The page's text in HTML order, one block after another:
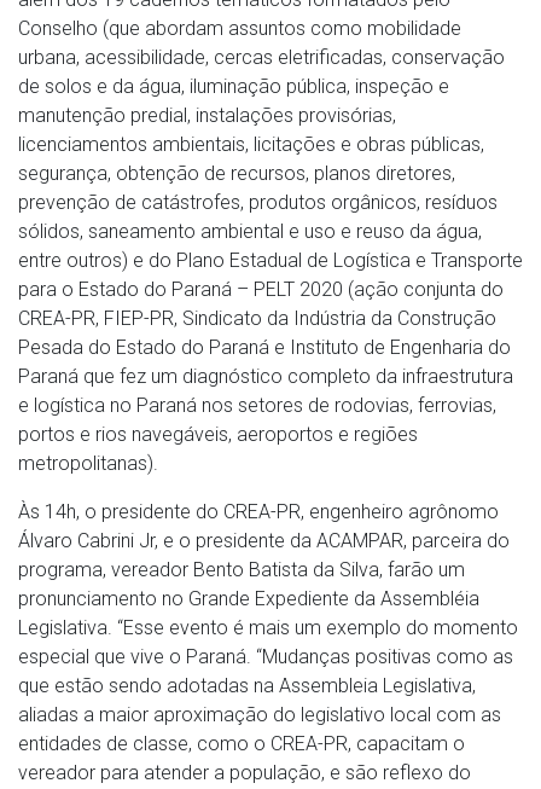
Conselho (que abordam assuntos como mobilidade
urbana, acessibilidade, cercas eletrificadas, conservação
de solos e da água, iluminação pública, inspeção e
manutenção predial, instalações provisórias,
licenciamentos ambientais, licitações e obras públicas,
segurança, obtenção de recursos, planos diretores,
prevenção de catástrofes, produtos orgânicos, resíduos
sólidos, saneamento ambiental e uso e reuso da água,
entre outros) e do Plano Estadual de Logística e Transporte
para o Estado do Paraná – PELT 2020 (ação conjunta do
CREA-PR, FIEP-PR, Sindicato da Indústria da Construção
Pesada do Estado do Paraná e Instituto de Engenharia do
Paraná que fez um diagnóstico completo da infraestrutura
e logística no Paraná nos setores de rodovias, ferrovias,
portos e rios navegáveis, aeroportos e regiões
metropolitanas).
Às 14h, o presidente do CREA-PR, engenheiro agrônomo
Álvaro Cabrini Jr, e o presidente da ACAMPAR, parceira do
programa, vereador Bento Batista da Silva, farão um
pronunciamento no Grande Expediente da Assembléia
Legislativa. “Esse evento é mais um exemplo do momento
especial que vive o Paraná. “Mudanças positivas como as
que estão sendo adotadas na Assembleia Legislativa,
aliadas a maior aproximação do legislativo local com as
entidades de classe, como o CREA-PR, capacitam o
vereador para atender a população, e são reflexo do